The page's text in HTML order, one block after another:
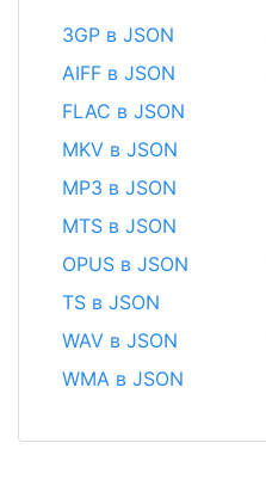
3GP в JSON
AIFF в JSON
FLAC в JSON
MKV в JSON
MP3 в JSON
MTS в JSON
OPUS в JSON
TS в JSON
WAV в JSON
WMA в JSON